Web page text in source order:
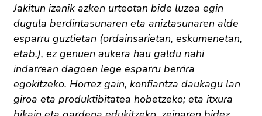
Jakitun izanik azken urteotan bide luzea egin
dugula berdintasunaren eta aniztasunaren alde
esparru guztietan (ordainsarietan, eskumenetan,
etab.), ez genuen aukera hau galdu nahi
indarrean dagoen lege esparru berrira
egokitzeko. Horrez gain, konfiantza daukagu lan
giroa eta produktibitatea hobetzeko; eta itxura